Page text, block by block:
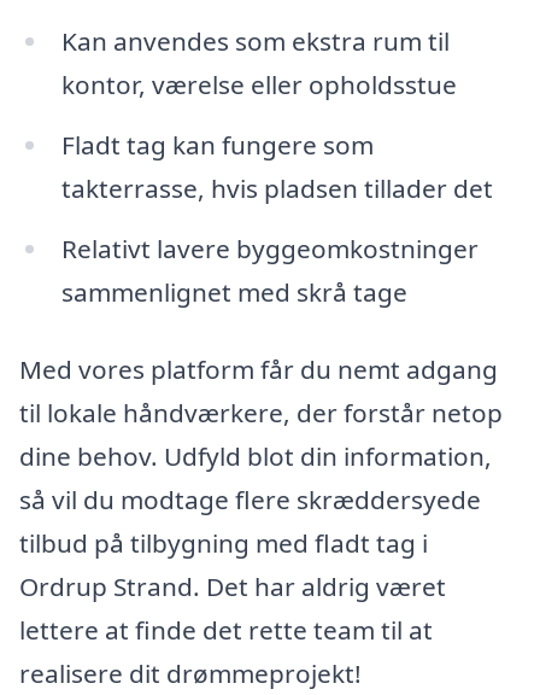
Kan anvendes som ekstra rum til
kontor, værelse eller opholdsstue
Fladt tag kan fungere som
takterrasse, hvis pladsen tillader det
Relativt lavere byggeomkostninger
sammenlignet med skrå tage
Med vores platform får du nemt adgang
til lokale håndværkere, der forstår netop
dine behov. Udfyld blot din information,
så vil du modtage flere skræddersyede
tilbud på tilbygning med fladt tag i
Ordrup Strand. Det har aldrig været
lettere at finde det rette team til at
realisere dit drømmeprojekt!